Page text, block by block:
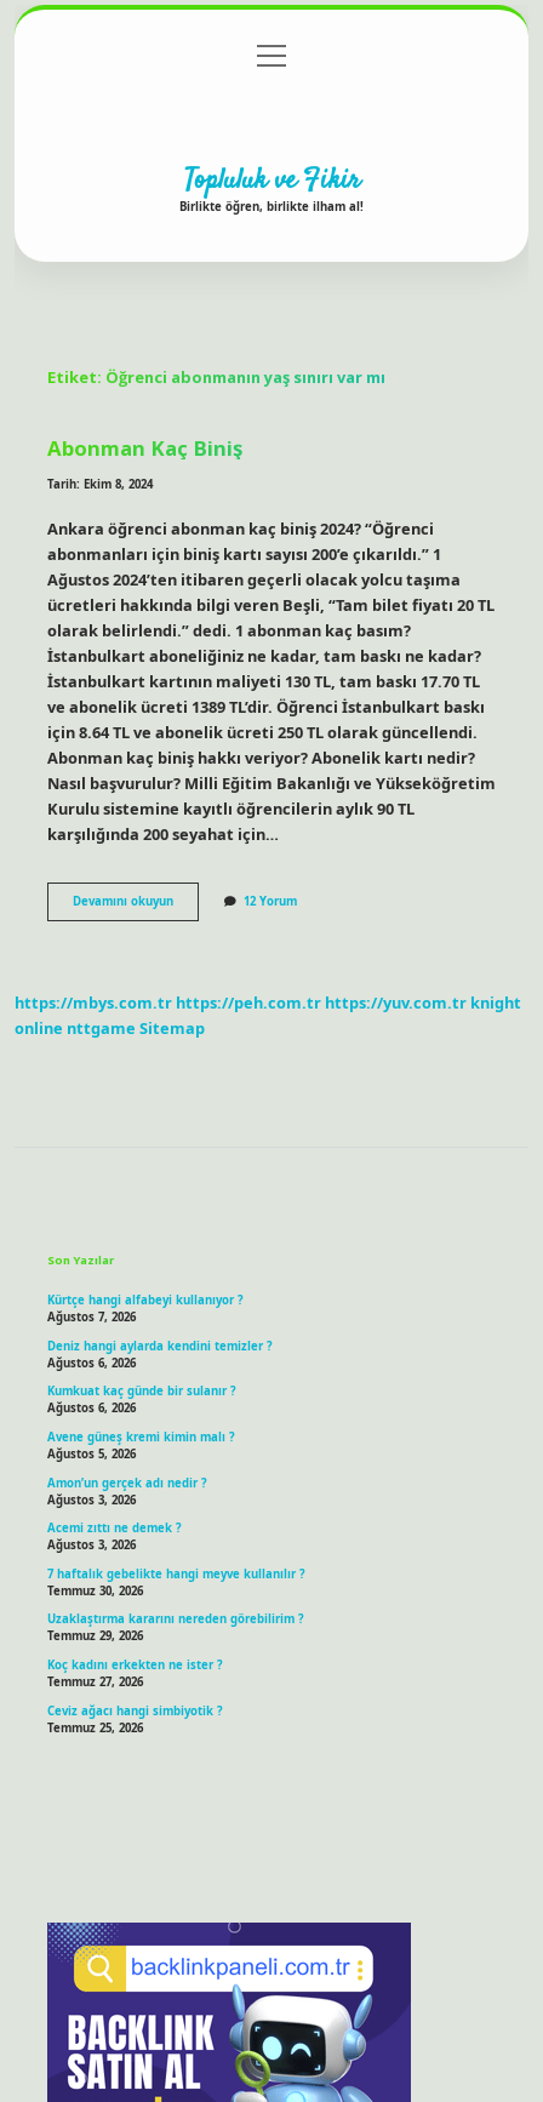
Gizlilik Politikası
menüyü
aç
Topluluk ve Fikir
Birlikte öğren, birlikte ilham al!
Etiket: Öğrenci abonmanın yaş sınırı var mı
Abonman Kaç Biniş
Tarih: Ekim 8, 2024
Ankara öğrenci abonman kaç biniş 2024? “Öğrenci
abonmanları için biniş kartı sayısı 200’e çıkarıldı.” 1
Ağustos 2024’ten itibaren geçerli olacak yolcu taşıma
ücretleri hakkında bilgi veren Beşli, “Tam bilet fiyatı 20 TL
olarak belirlendi.” dedi. 1 abonman kaç basım?
İstanbulkart aboneliğiniz ne kadar, tam baskı ne kadar?
İstanbulkart kartının maliyeti 130 TL, tam baskı 17.70 TL
ve abonelik ücreti 1389 TL’dir. Öğrenci İstanbulkart baskı
için 8.64 TL ve abonelik ücreti 250 TL olarak güncellendi.
Abonman kaç biniş hakkı veriyor? Abonelik kartı nedir?
Nasıl başvurulur? Milli Eğitim Bakanlığı ve Yükseköğretim
Kurulu sistemine kayıtlı öğrencilerin aylık 90 TL
karşılığında 200 seyahat için…
Devamını okuyunAbonman
Kaç
12 Yorum
https://mbys.com.tr https://peh.com.tr https://yuv.com.tr knight
online nttgame Sitemap
Son Yazılar
Kürtçe hangi alfabeyi kullanıyor ?
Ağustos 7, 2026
Deniz hangi aylarda kendini temizler ?
Ağustos 6, 2026
Kumkuat kaç günde bir sulanır ?
Ağustos 6, 2026
Avene güneş kremi kimin malı ?
Ağustos 5, 2026
Amon’un gerçek adı nedir ?
Ağustos 3, 2026
Acemi zıttı ne demek ?
Ağustos 3, 2026
7 haftalık gebelikte hangi meyve kullanılır ?
Temmuz 30, 2026
Uzaklaştırma kararını nereden görebilirim ?
Temmuz 29, 2026
Koç kadını erkekten ne ister ?
Temmuz 27, 2026
Ceviz ağacı hangi simbiyotik ?
Temmuz 25, 2026